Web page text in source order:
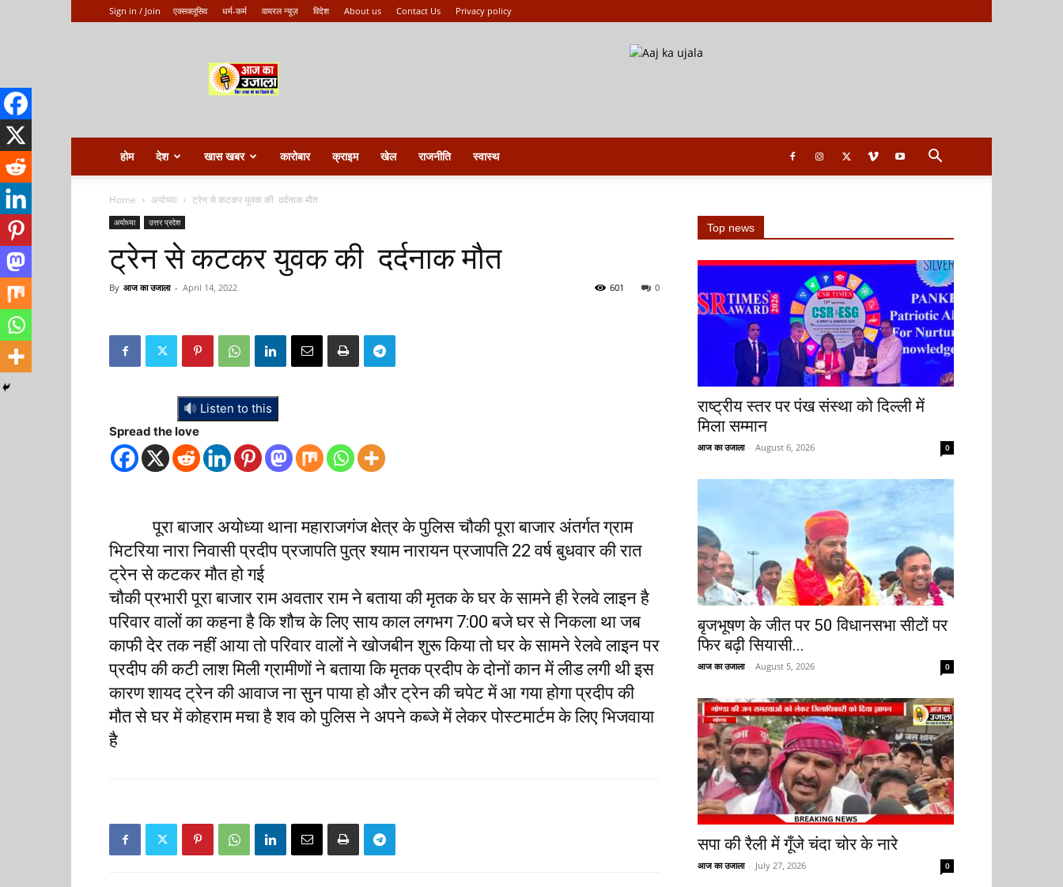
Sign in / Join एक्सक्लूसिव धर्म-कर्म वायरल न्यूज़ विदेश About us Contact Us Privacy policy
ka
ujala
होम देश खास खबर कारोबार क्राइम खेल राजनीति स्वास्थ
Home अयोध्या ट्रेन से कटकर युवक की दर्दनाक मौत
अयोध्या उत्तर प्रदेश
ट्रेन से कटकर युवक की दर्दनाक मौत
By आज का उजाला - April 14, 2022 0
601
Listen to this
Spread the love
पूरा बाजार अयोध्या थाना महाराजगंज क्षेत्र के पुलिस चौकी पूरा बाजार अंतर्गत ग्राम
भिटरिया नारा निवासी प्रदीप प्रजापति पुत्र श्याम नारायन प्रजापति 22 वर्ष बुधवार की रात
ट्रेन से कटकर मौत हो गई
चौकी प्रभारी पूरा बाजार राम अवतार राम ने बताया की मृतक के घर के सामने ही रेलवे लाइन है
परिवार वालों का कहना है कि शौच के लिए साय काल लगभग 7:00 बजे घर से निकला था जब
काफी देर तक नहीं आया तो परिवार वालों ने खोजबीन शुरू किया तो घर के सामने रेलवे लाइन पर
प्रदीप की कटी लाश मिली ग्रामीणों ने बताया कि मृतक प्रदीप के दोनों कान में लीड लगी थी इस
कारण शायद ट्रेन की आवाज ना सुन पाया हो और ट्रेन की चपेट में आ गया होगा प्रदीप की
मौत से घर में कोहराम मचा है शव को पुलिस ने अपने कब्जे में लेकर पोस्टमार्टम के लिए भिजवाया
है
Top news
राष्ट्रीय स्तर पर पंख संस्था को दिल्ली में
मिला सम्मान
आज का उजाला - August 6, 2026 0
बृजभूषण के जीत पर 50 विधानसभा सीटों पर
फिर बढ़ी सियासी...
आज का उजाला - August 5, 2026 0
सपा की रैली में गूँजे चंदा चोर के नारे
आज का उजाला - July 27, 2026 0